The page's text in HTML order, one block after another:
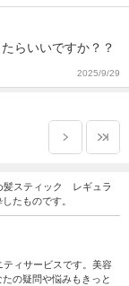
らいいですか？？
2025/9/29
髪スティック レギュラ
たものです。
ィサービスです。美容
の疑問や悩みもきっと